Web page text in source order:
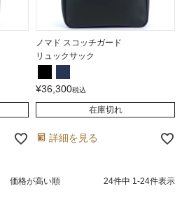
ノマド スコッチガード
リュックサック
¥36,300税込
在庫切れ
詳細を見る
価格が高い順 24件中 1 -24件表示